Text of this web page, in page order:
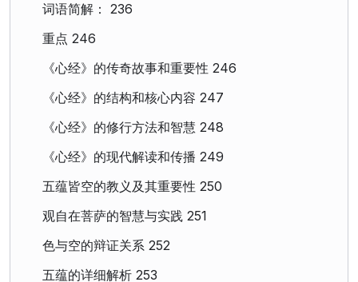
词语简解： 236
重点 246
《心经》的传奇故事和重要性 246
《心经》的结构和核心内容 247
《心经》的修行方法和智慧 248
《心经》的现代解读和传播 249
五蕴皆空的教义及其重要性 250
观自在菩萨的智慧与实践 251
色与空的辩证关系 252
五蕴的详细解析 253